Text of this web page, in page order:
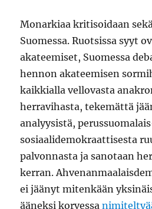
Monarkiaa kritisoidaan
Suomessa. Ruotsissa syyt
akateemiset, Suomessa
hennon akateemisen
kaikkialla vellovasta
herravihasta, tekemättä
analyysistä,
sosiaalidemokraattisesta
palvonnasta ja sanotaan
kerran.
ei jäänyt mitenkään
ääneksi korvessa